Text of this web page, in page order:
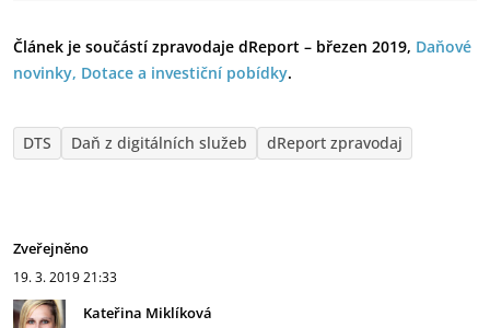
Článek je součástí zpravodaje dReport – březen 2019, Daňové
novinky, Dotace a investiční pobídky.
DTS Daň z digitálních služeb dReport zpravodaj
Zveřejněno
19. 3. 201921:33
Kateřina Miklíková